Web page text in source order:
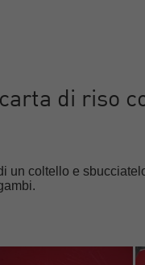
di riso
un coltello e